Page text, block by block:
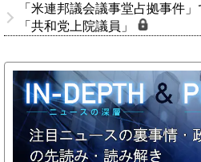
「米連邦議会議事堂占拠事件
「共和党上院議員」